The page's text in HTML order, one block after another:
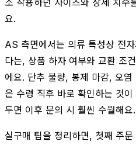
요.
AS 측면에서는 의류 특성상 전
다는, 상품 하자 여부와 교환 조
에요. 단추 불량, 봉제 마감, 오
은 수령 직후 바로 확인하는 것
두면 이후 문의 시 훨씬 수월해요.
실구매 팁을 정리하면, 첫째 주